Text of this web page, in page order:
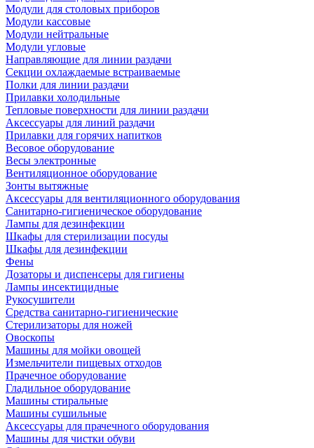
Модули для столовых приборов
Модули кассовые
Модули нейтральные
Модули угловые
Направляющие для линии раздачи
Секции охлаждаемые встраиваемые
Полки для линии раздачи
Прилавки холодильные
Тепловые поверхности для линии раздачи
Аксессуары для линий раздачи
Прилавки для горячих напитков
Весовое оборудование
Весы электронные
Вентиляционное оборудование
Зонты вытяжные
Аксессуары для вентиляционного оборудования
Санитарно-гигиеническое оборудование
Лампы для дезинфекции
Шкафы для стерилизации посуды
Шкафы для дезинфекции
Фены
Дозаторы и диспенсеры для гигиены
Лампы инсектицидные
Рукосушители
Средства санитарно-гигиенические
Стерилизаторы для ножей
Овоскопы
Машины для мойки овощей
Измельчители пищевых отходов
Прачечное оборудование
Гладильное оборудование
Машины стиральные
Машины сушильные
Аксессуары для прачечного оборудования
Машины для чистки обуви